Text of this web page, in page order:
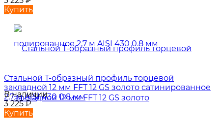
Купить
Стальной Т-образный профиль торцевой
закладной 12 мм FFT 12 GS золото сатинированное
2,7 м AISI 430 0.8 мм
В наличии
3 225₽
Купить